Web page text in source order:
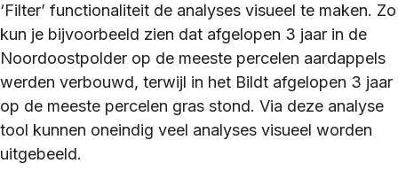
‘Filter’ functionaliteit de analyses visueel te maken. Zo
kun je bijvoorbeeld zien dat afgelopen 3 jaar in de
Noordoostpolder op de meeste percelen aardappels
werden verbouwd, terwijl in het Bildt afgelopen 3 jaar
op de meeste percelen gras stond. Via deze analyse
tool kunnen oneindig veel analyses visueel worden
uitgebeeld.